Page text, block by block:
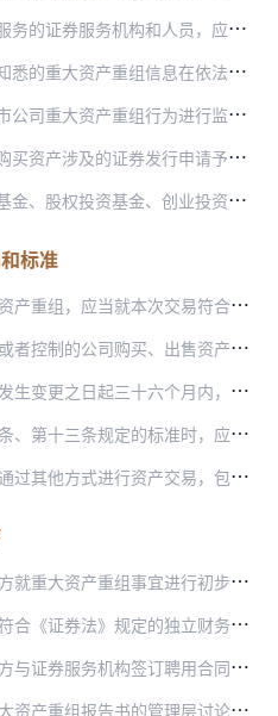
国证监会的有关规定，以及证券交易所的相关规则，遵循本行业公认的业务标准和道德规范，诚实守信…
产重组信息在依法披露前负有保密义务。
重大资产重组行为进行监督管理。
和证券交易所对该证券的投资价值或者投资者的收益作出实质性判断或者保证，也不表明中国证监会和…
投资基金、产业投资基金等投资机构参与上市公司并购重组。
标准
就本次交易符合下列要求作出充分说明，并予以披露：
买、出售资产，达到下列标准之一的，构成重大资产重组：
买资产，导致上市公司发生以下根本变化情形之一的，构成重大资产重组，应当按照本办法的规定履行相关义…
三条规定的标准时，应当遵守下列规定：
其他方式进行资产交易，包括：
取必要且充分的保密措施，制定严格有效的保密制度，限定相关敏感信息的知悉范围。上市公司及交易对方聘请…
顾问、律师事务所以及会计师事务所等证券服务机构就重大资产重组出具意见。
得更换证券服务机构。确有正当事由需要更换证券服务机构的，应当披露更换的具体原因以及证券服务机构的陈…
交易对上市公司的持续经营能力、未来发展前景、当年每股收益等财务指标和非财务指标的影响进行详细分析；…